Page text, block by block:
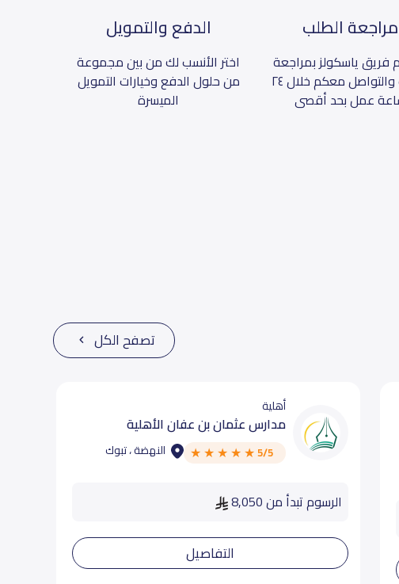
مراجعة الطلب
فريق ياسكولز بمراجعة
الطلب والتواصل معكم خلال ٢٤
عمل بحد أقصى
الدفع والتمويل
اختر الأنسب لك من بين مجموعة
من حلول الدفع وخيارات التمويل
الميسرة
تصفح الكل
أهلية
مدارس عثمان بن عفان الأهلية
5/5 النهضة ، تبوك
الرسوم تبدأ من 8,050
التفاصيل